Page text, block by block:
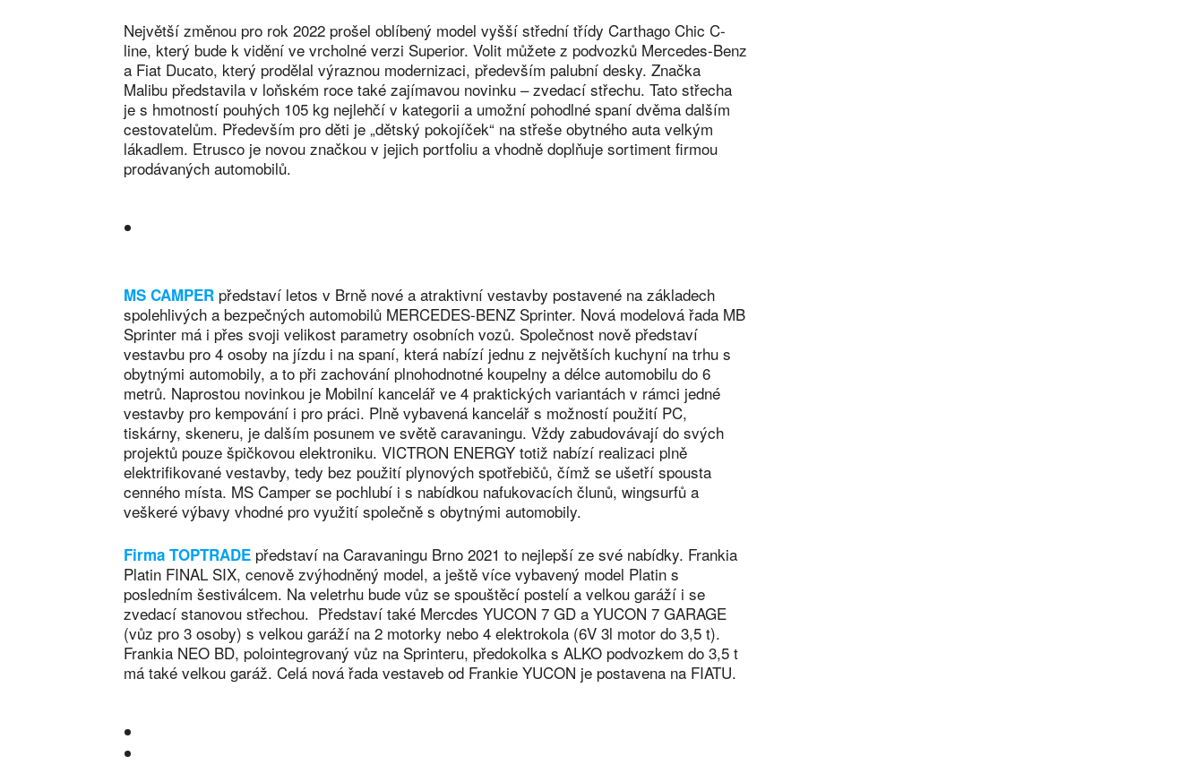
Největší změnou pro rok 2022 prošel oblíbený model vyšší střední třídy Carthago Chic C-
line, který bude k vidění ve vrcholné verzi Superior. Volit můžete z podvozků Mercedes-Benz
a Fiat Ducato, který prodělal výraznou modernizaci, především palubní desky. Značka
Malibu představila v loňském roce také zajímavou novinku – zvedací střechu. Tato střecha
je s hmotností pouhých 105 kg nejlehčí v kategorii a umožní pohodlné spaní dvěma dalším
cestovatelům. Především pro děti je „dětský pokojíček“ na střeše obytného auta velkým
lákadlem. Etrusco je novou značkou v jejich portfoliu a vhodně doplňuje sortiment firmou
prodávaných automobilů.
MS CAMPER představí letos v Brně nové a atraktivní vestavby postavené na základech
spolehlivých a bezpečných automobilů MERCEDES-BENZ Sprinter. Nová modelová řada MB
Sprinter má i přes svoji velikost parametry osobních vozů. Společnost nově představí
vestavbu pro 4 osoby na jízdu i na spaní, která nabízí jednu z největších kuchyní na trhu s
obytnými automobily, a to při zachování plnohodnotné koupelny a délce automobilu do 6
metrů. Naprostou novinkou je Mobilní kancelář ve 4 praktických variantách v rámci jedné
vestavby pro kempování i pro práci. Plně vybavená kancelář s možností použití PC,
tiskárny, skeneru, je dalším posunem ve světě caravaningu. Vždy zabudovávají do svých
projektů pouze špičkovou elektroniku. VICTRON ENERGY totiž nabízí realizaci plně
elektrifikované vestavby, tedy bez použití plynových spotřebičů, čímž se ušetří spousta
cenného místa. MS Camper se pochlubí i s nabídkou nafukovacích člunů, wingsurfů a
veškeré výbavy vhodné pro využití společně s obytnými automobily.
Firma TOPTRADE představí na Caravaningu Brno 2021 to nejlepší ze své nabídky. Frankia
Platin FINAL SIX, cenově zvýhodněný model, a ještě více vybavený model Platin s
posledním šestiválcem. Na veletrhu bude vůz se spouštěcí postelí a velkou garáží i se
zvedací stanovou střechou. Představí také Mercdes YUCON 7 GD a YUCON 7 GARAGE
(vůz pro 3 osoby) s velkou garáží na 2 motorky nebo 4 elektrokola (6V 3l motor do 3,5 t).
Frankia NEO BD, polointegrovaný vůz na Sprinteru, předokolka s ALKO podvozkem do 3,5 t
má také velkou garáž. Celá nová řada vestaveb od Frankie YUCON je postavena na FIATU.